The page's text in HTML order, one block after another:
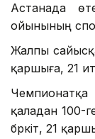
Астанада
ойынының
Жалпы
қаршыға, 21
қаладан 100-
бүркіт, 21